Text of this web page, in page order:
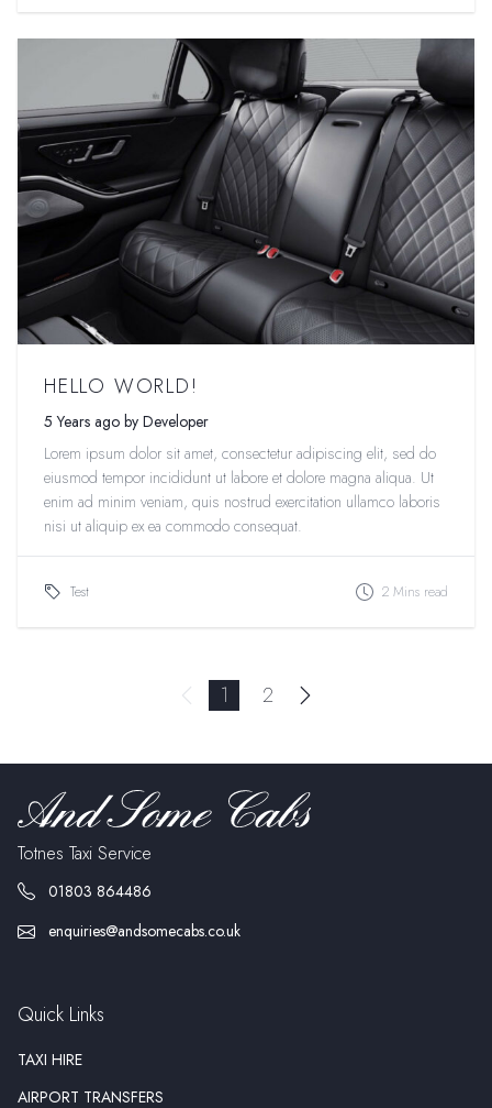
HELLO WORLD!
5 Years ago by Developer
Lorem ipsum dolor sit amet, consectetur adipiscing elit, sed do
eiusmod tempor incididunt ut labore et dolore magna aliqua. Ut
enim ad minim veniam, quis nostrud exercitation ullamco laboris
nisi ut aliquip ex ea commodo consequat.
Test 2 Mins read
Previous page
You're on page
1 Page
2
Totnes Taxi Service
01803 864486
enquiries@andsomecabs.co.uk
Quick Links
TAXI HIRE
AIRPORT TRANSFERS